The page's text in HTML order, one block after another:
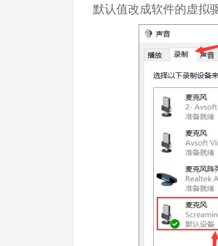
默认值改成软件的虚拟